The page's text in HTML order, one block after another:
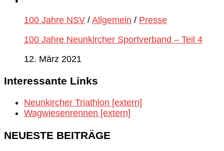
100 Jahre NSV / Allgemein / Presse
100 Jahre Neunkircher Sportverband – Teil 4
12. März 2021
Interessante Links
Neunkircher Triathlon [extern]
Wagwiesenrennen [extern]
NEUESTE BEITRÄGE